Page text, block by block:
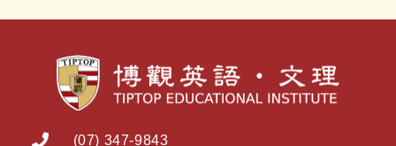
(07) 347-9843